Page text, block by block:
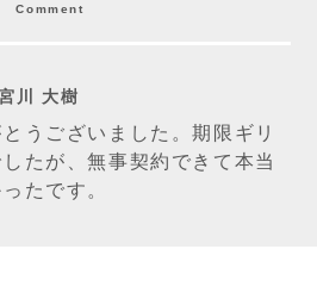
Comment
川 大樹
うございました。期限ギリ
たが、無事契約できて本当
たです。